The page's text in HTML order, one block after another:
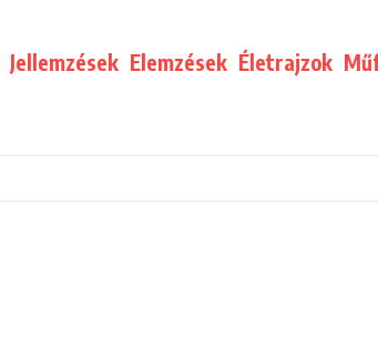
Jellemzések Elemzések Életrajzok